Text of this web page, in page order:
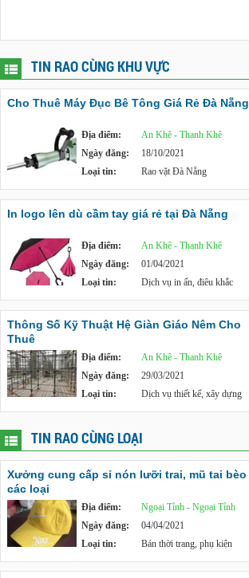
TIN RAO CÙNG KHU VỰC
Cho Thuê Máy Đục Bê Tông Giá Rẻ Đà Nẵng
Địa điểm:
An Khê - Thanh Khê
Ngày đăng:
18/10/2021
Loại tin:
Rao vặt Đà Nẵng
In logo lên dù cầm tay giá rẻ tại Đà Nẵng
Địa điểm:
An Khê - Thanh Khê
Ngày đăng:
01/04/2021
Loại tin:
Dịch vụ in ấn, điêu khắc
Thông Số Kỹ Thuật Hệ Giàn Giáo Nêm Cho
Thuê
Địa điểm:
An Khê - Thanh Khê
Ngày đăng:
29/03/2021
Loại tin:
Dịch vụ thiết kế, xây dựng
TIN RAO CÙNG LOẠI
Xưởng cung cấp sỉ nón lưỡi trai, mũ tai bèo
các loại
Địa điểm:
Ngoại Tỉnh - Ngoại Tỉnh
Ngày đăng:
04/04/2021
Loại tin:
Bán thời trang, phụ kiện